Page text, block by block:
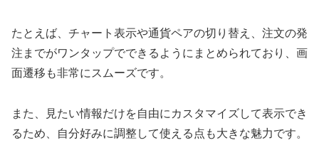
たとえば、チャート表示や通貨ペアの切り替え、注文の発
注までがワンタップでできるようにまとめられており、画
面遷移も非常にスムーズです。
また、見たい情報だけを自由にカスタマイズして表示でき
るため、自分好みに調整して使える点も大きな魅力です。